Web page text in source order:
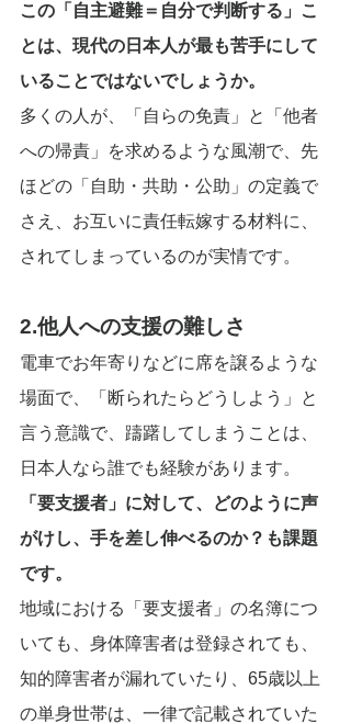
この「自主避難＝自分で判断する」こ
とは、現代の日本人が最も苦手にして
いることではないでしょうか。
多くの人が、「自らの免責」と「他者
への帰責」を求めるような風潮で、先
ほどの「自助・共助・公助」の定義で
さえ、お互いに責任転嫁する材料に、
されてしまっているのが実情です。
2.他人への支援の難しさ
電車でお年寄りなどに席を譲るような
場面で、「断られたらどうしよう」と
言う意識で、躊躇してしまうことは、
日本人なら誰でも経験があります。
「要支援者」に対して、どのように声
がけし、手を差し伸べるのか？も課題
です。
地域における「要支援者」の名簿につ
いても、身体障害者は登録されても、
知的障害者が漏れていたり、65歳以上
の単身世帯は、一律で記載されていた